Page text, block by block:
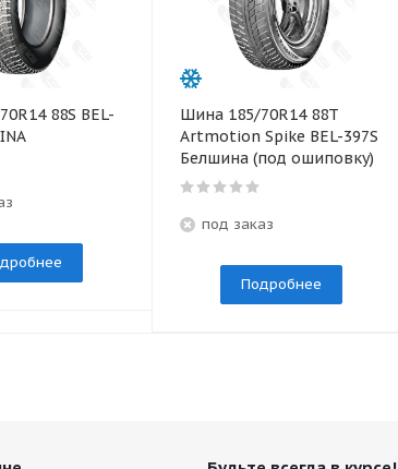
88S BEL-
Шина 185/70R14 88T
Artmotion Spike BEL-397S
Белшина (под ошиповку)
под заказ
Подробнее